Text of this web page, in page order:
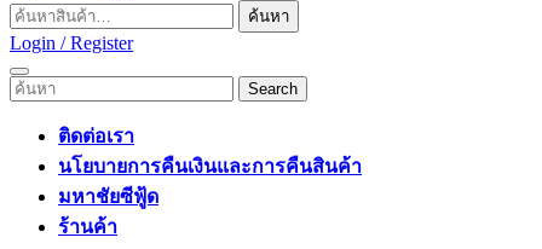
ค้นหา:
ค้นหา
Login / RegisterLogin
Open
Menu
Search
for:
ติดต่อเรา
นโยบายการคืนเงินและการคืนสินค้า
มหาชัยซีฟู้ด
ร้านค้า